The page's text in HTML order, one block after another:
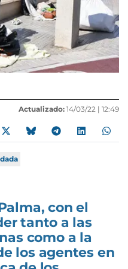
Actualizado: 14/03/22 | 12:49
con el
tanto a las
como a la
los agentes en